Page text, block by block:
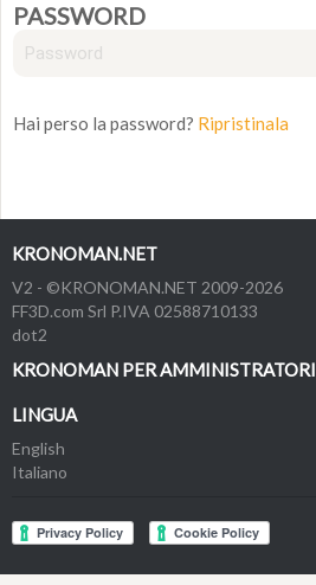
PASSWORD
Hai perso la password? Ripristinala
KRONOMAN.NET
V2 - ©KRONOMAN.NET 2009-2026
FF3D.com Srl P.IVA 02588710133
dot2
KRONOMAN PER AMMINISTRATORI
LINGUA
English
Italiano